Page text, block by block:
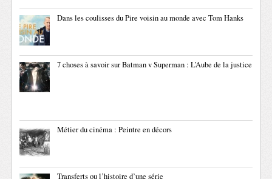
Dans les coulisses du Pire voisin au monde avec Tom Hanks
7 choses à savoir sur Batman v Superman : L’Aube de la justice
Métier du cinéma : Peintre en décors
Transferts ou l’histoire d’une série